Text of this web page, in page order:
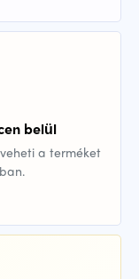
belül
a terméket